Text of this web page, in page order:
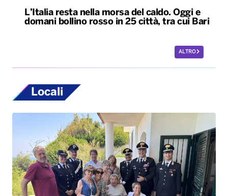
L’Italia resta nella morsa del caldo. Oggi e
domani bollino rosso in 25 città, tra cui Bari
ALTRO
Locali